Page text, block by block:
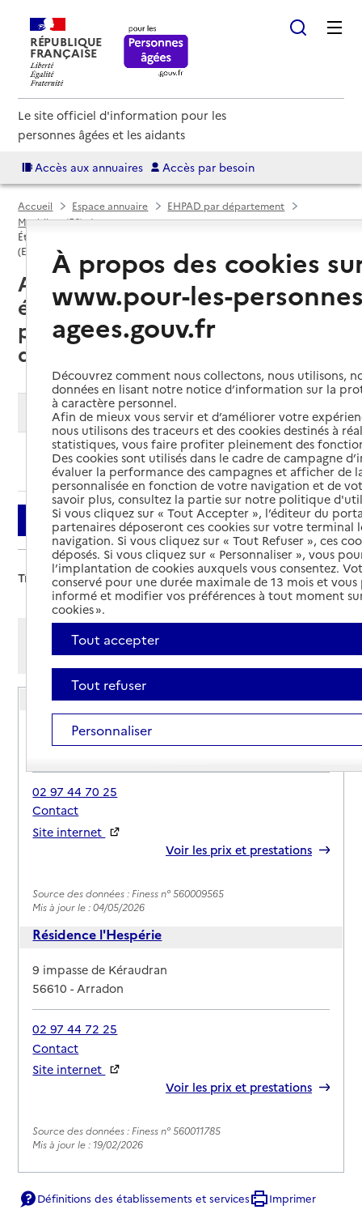
RÉPUBLIQUE
FRANÇAISE
Le site officiel d'information pour les
personnes âgées et les aidants
Accès aux annuaires Accès par besoin
Accueil Espace annuaire
EHPAD par département
Morbihan (56)
Établissement d'hébergement pour personnes âgées dépendantes
(EHPAD)
Arradon (56610) : liste des 2
établissements d'hébergement
pour personnes âgées
dépendantes (EHPAD)
Modifier ma recherche
Ajouter cette recherche aux favoris
Filtrer
Trier par :
Afficher les résultats par:
Mode liste
Mode carte
EHPAD Kerneth
Adresse
Rue Plessis d’Arradon
56610-Arradon
02 97 44 70 25
Contact
Site internet
Voir les prix et prestations
Source des données : Finess n° 560009565
Mis à jour le : 04/05/2026
Résidence l'Hespérie
Adresse
9 impasse de Kéraudran
56610-Arradon
02 97 44 72 25
Contact
Site internet
Voir les prix et prestations
Source des données : Finess n° 560011785
Mis à jour le : 19/02/2026
Définitions des établissements et services
Imprimer
À propos des cookies
www.pour-les-
agees.gouv.fr
Découvrez comment nous collectons, nous utilisons,
données en lisant notre notice d’information sur la
à caractère personnel.
Afin de mieux vous servir et d’améliorer votre
nous utilisons des traceurs et des cookies destinés à
statistiques, vous faire profiter pleinement des
Des cookies sont utilisés dans le cadre de campagne
évaluer la performance des campagnes et afficher de
personnalisée en fonction de votre navigation et de
savoir plus, consultez la partie sur notre politique
Si vous cliquez sur « Tout Accepter », l’éditeur du
partenaires déposeront ces cookies sur votre terminal
navigation. Si vous cliquez sur « Tout Refuser », ces
déposés. Si vous cliquez sur « Personnaliser », vous
l’implantation de cookies auxquels vous consentez.
conservé pour une durée maximale de 13 mois et
informé et modifier vos préférences à tout moment
cookies ».
Tout accepter
Tout refuser
Personnaliser